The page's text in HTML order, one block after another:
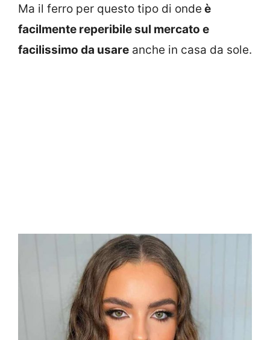
Ma il ferro per questo tipo di onde è
facilmente reperibile sul mercato e
facilissimo da usare anche in casa da sole.